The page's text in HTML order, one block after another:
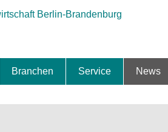
Branchen Service News